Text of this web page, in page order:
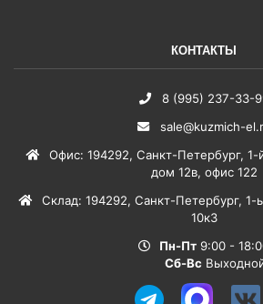
КОНТАКТЫ
8 (995) 237-33-
sale@kuzmich-
Офис: 194292, Санкт-Петербург, 1-
дом 12в, офис 122
Склад: 194292, Санкт-Петербург, 1-
10к3
Пн-Пт 9:00 -
Сб-Вс